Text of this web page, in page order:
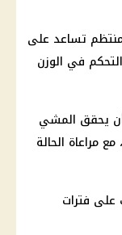
تساعد على
في الوزن
أن يحقق المشي
مراعاة الحالة
على فترات